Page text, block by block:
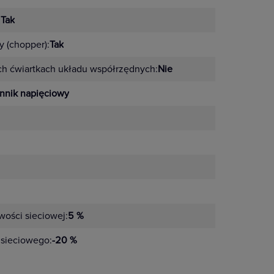
położenia styków do szybkiego
sterować stycznikiem
dostęny jest szeroki zakres napięć
modelu dostępny jest zakres napięć
Tak
(chopper):Tak
ćwiartkach układu współrzędnych:Nie
napięciowy
sieciowej:5 %
-20 %